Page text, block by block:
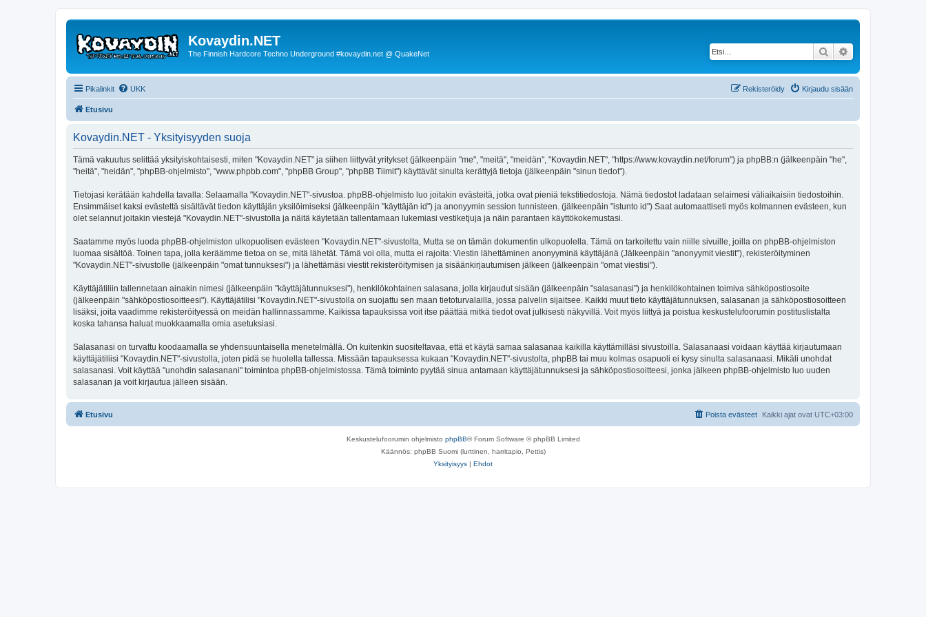
Kovaydin.NET
The Finnish Hardcore Techno Underground #kovaydin.net @ QuakeNet Etsi
Pikalinkit UKK Kirjaudu sisään
Rekisteröidy
Etusivu
Kovaydin.NET - Yksityisyyden suoja
Tämä vakuutus selittää yksityiskohtaisesti, miten "Kovaydin.NET" ja siihen liittyvät yritykset (jälkeenpäin "me", "meitä", "meidän", "Kovaydin.NET", "https://www.kovaydin.net/forum") ja phpBB:n (jälkeenpäin "he",
"heitä", "heidän", "phpBB-ohjelmisto", "www.phpbb.com", "phpBB Group", "phpBB Tiimit") käyttävät sinulta kerättyjä tietoja (jälkeenpäin "sinun tiedot").
Tietojasi kerätään kahdella tavalla: Selaamalla "Kovaydin.NET"-sivustoa. phpBB-ohjelmisto luo joitakin evästeitä, jotka ovat pieniä tekstitiedostoja. Nämä tiedostot ladataan selaimesi väliaikaisiin tiedostoihin.
Ensimmäiset kaksi evästettä sisältävät tiedon käyttäjän yksilöimiseksi (jälkeenpäin "käyttäjän id") ja anonyymin session tunnisteen. (jälkeenpäin "istunto id") Saat automaattiseti myös kolmannen evästeen, kun
olet selannut joitakin viestejä "Kovaydin.NET"-sivustolla ja näitä käytetään tallentamaan lukemiasi vestiketjuja ja näin parantaen käyttökokemustasi.
Saatamme myös luoda phpBB-ohjelmiston ulkopuolisen evästeen "Kovaydin.NET"-sivustolta, Mutta se on tämän dokumentin ulkopuolella. Tämä on tarkoitettu vain niille sivuille, joilla on phpBB-ohjelmiston
luomaa sisältöä. Toinen tapa, jolla keräämme tietoa on se, mitä lähetät. Tämä voi olla, mutta ei rajoita: Viestin lähettäminen anonyyminä käyttäjänä (Jälkeenpäin "anonyymit viestit"), rekisteröityminen
"Kovaydin.NET"-sivustolle (jälkeenpäin "omat tunnuksesi") ja lähettämäsi viestit rekisteröitymisen ja sisäänkirjautumisen jälkeen (jälkeenpäin "omat viestisi").
Käyttäjätiliin tallennetaan ainakin nimesi (jälkeenpäin "käyttäjätunnuksesi"), henkilökohtainen salasana, jolla kirjaudut sisään (jälkeenpäin "salasanasi") ja henkilökohtainen toimiva sähköpostiosoite
(jälkeenpäin "sähköpostiosoitteesi"). Käyttäjätilisi "Kovaydin.NET"-sivustolla on suojattu sen maan tietoturvalailla, jossa palvelin sijaitsee. Kaikki muut tieto käyttäjätunnuksen, salasanan ja sähköpostiosoitteen
lisäksi, joita vaadimme rekisteröityessä on meidän hallinnassamme. Kaikissa tapauksissa voit itse päättää mitkä tiedot ovat julkisesti näkyvillä. Voit myös liittyä ja poistua keskustelufoorumin postituslistalta
koska tahansa haluat muokkaamalla omia asetuksiasi.
Salasanasi on turvattu koodaamalla se yhdensuuntaisella menetelmällä. On kuitenkin suositeltavaa, että et käytä samaa salasanaa kaikilla käyttämilläsi sivustoilla. Salasanaasi voidaan käyttää kirjautumaan
käyttäjätiliisi "Kovaydin.NET"-sivustolla, joten pidä se huolella tallessa. Missään tapauksessa kukaan "Kovaydin.NET"-sivustolta, phpBB tai muu kolmas osapuoli ei kysy sinulta salasanaasi. Mikäli unohdat
salasanasi. Voit käyttää "unohdin salasanani" toimintoa phpBB-ohjelmistossa. Tämä toiminto pyytää sinua antamaan käyttäjätunnuksesi ja sähköpostiosoitteesi, jonka jälkeen phpBB-ohjelmisto luo uuden
salasanan ja voit kirjautua jälleen sisään.
Etusivu Kaikki ajat ovat UTC+03:00
Poista evästeet
Keskustelufoorumin ohjelmisto phpBB® Forum Software © phpBB Limited
Käännös: phpBB Suomi (lurttinen, harritapio, Pettis)
Yksityisyys | Ehdot